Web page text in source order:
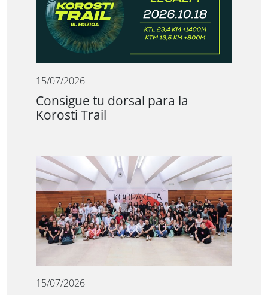
15/07/2026
Consigue tu dorsal para la
Korosti Trail
15/07/2026